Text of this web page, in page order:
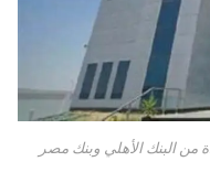
من البنك الأهلي وبنك مصر